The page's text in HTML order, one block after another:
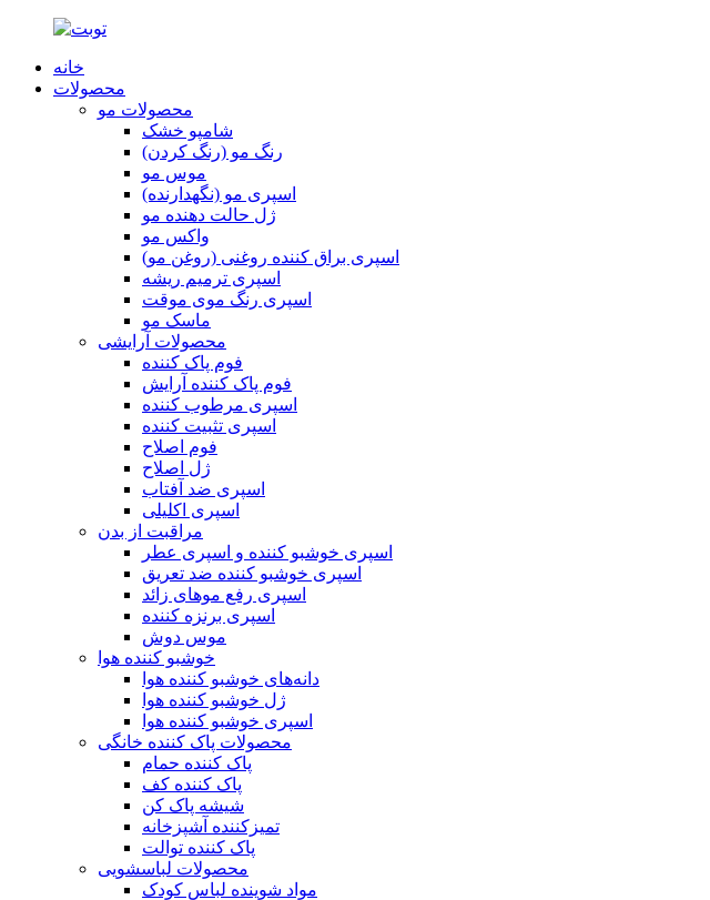
خانه
محصولات
محصولات مو
شامپو خشک
رنگ مو (رنگ کردن)
موس مو
اسپری مو (نگهدارنده)
ژل حالت دهنده مو
واکس مو
اسپری براق کننده روغنی (روغن مو)
اسپری ترمیم ریشه
اسپری رنگ موی موقت
ماسک مو
محصولات آرایشی
فوم پاک کننده
فوم پاک کننده آرایش
اسپری مرطوب کننده
اسپری تثبیت کننده
فوم اصلاح
ژل اصلاح
اسپری ضد آفتاب
اسپری اکلیلی
مراقبت از بدن
اسپری خوشبو کننده و اسپری عطر
اسپری خوشبو کننده ضد تعریق
اسپری رفع موهای زائد
اسپری برنزه کننده
موس دوش
خوشبو کننده هوا
دانه‌های خوشبو کننده هوا
ژل خوشبو کننده هوا
اسپری خوشبو کننده هوا
محصولات پاک کننده خانگی
پاک کننده حمام
پاک کننده کف
شیشه پاک کن
تمیزکننده آشپزخانه
پاک کننده توالت
محصولات لباسشویی
مواد شوینده لباس کودک